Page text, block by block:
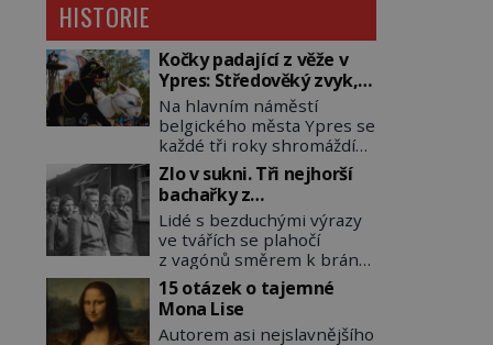
HISTORIE
Kočky padající z věže v
Ypres: Středověký zvyk,
který dodnes budí
rozpaky
Na hlavním náměstí
belgického města Ypres se
každé tři roky shromáždí
tisíce lidí. Z věže slavné
tržnice létají do davu
kočky, diváci jásají a snaží
se je chytit. Naštěstí už
nejde o živá zvířata, ale
jenom o plyšové suvenýry.
Kdysi to ale bylo jinak. Tato
veselá podívaná připomíná
jeden z nejpodivnějších a
Zlo v sukni. Tři nejhorší
bachařky z
koncentračních táborů
Lidé s bezduchými výrazy
ve tvářích se plahočí
z vagónů směrem k bráně
tábora. Jedna z žen
pohlédne přímo na
dozorkyni a jejich oči se
setkají. Místo soucitu však
15 otázek o tajemné
Mona Lise
Autorem asi nejslavnějšího